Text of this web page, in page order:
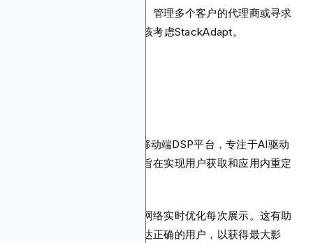
如果您是注重效果的广告主、管理多个客户的代理商或寻求
易用DSP的品牌，那么您应该考虑StackAdapt。
Bidease是一个完全透明的移动端DSP平台，专注于AI驱动
的程序化广告。它主要针对旨在实现用户获取和应用内重定
该平台利用机器学习和神经网络实时优化每次展示。这有助
于确保广告在正确的时刻触达正确的用户，以获得最大影